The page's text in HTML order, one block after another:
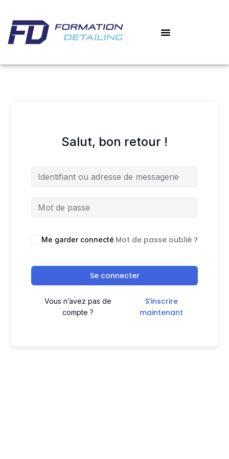
contenu
Salut, bon retour !
Me garder connecté Mot de passe oublié ?
Se connecter
Vous n’avez pas de
compte ?
S’inscrire
maintenant